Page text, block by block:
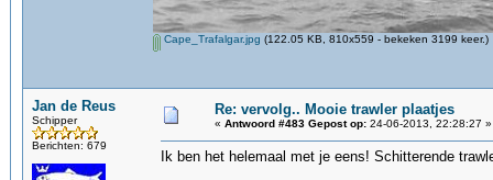
Cape_Trafalgar.jpg (122.05 KB, 810x559 - bekeken 3199 keer.)
Jan de Reus
Schipper
Berichten: 679
Re: vervolg.. Mooie trawler plaatjes
« Antwoord #483 Gepost op:24-06-2013, 22:28:27 »
Ik ben het helemaal met je eens! Schitterende